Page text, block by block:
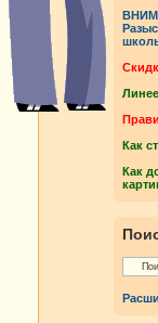
Как
Как